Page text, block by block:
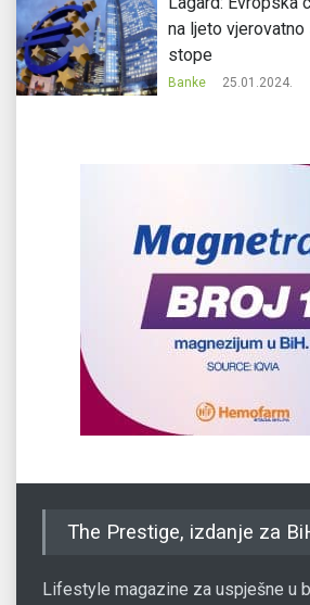
na ljeto
stope
Banke 25.01.2024.
The Prestige, izdanje za
Lifestyle magazine za uspješne u